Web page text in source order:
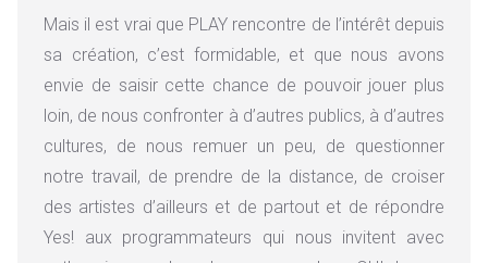
Mais il est vrai que PLAY rencontre de l’intérêt depuis
sa création, c’est formidable, et que nous avons
envie de saisir cette chance de pouvoir jouer plus
loin, de nous confronter à d’autres publics, à d’autres
cultures, de nous remuer un peu, de questionner
notre travail, de prendre de la distance, de croiser
des artistes d’ailleurs et de partout et de répondre
Yes! aux programmateurs qui nous invitent avec